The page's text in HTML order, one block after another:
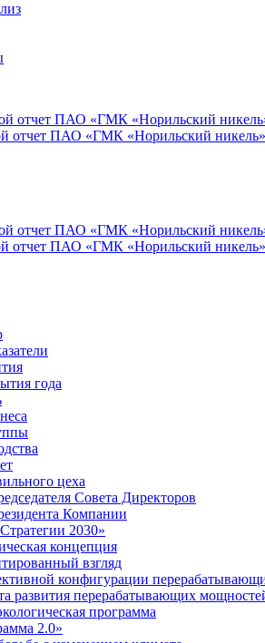
отчет ПАО «ГМК «Норильский
отчет ПАО «ГМК «Норильский никель»
отчет ПАО «ГМК «Норильский
отчет ПАО «ГМК «Норильский никель»
года
цеха
Совета Директоров
Компании
2030»
концепция
взгляд
конфигурации
развития перерабатывающих
программа
2.0»